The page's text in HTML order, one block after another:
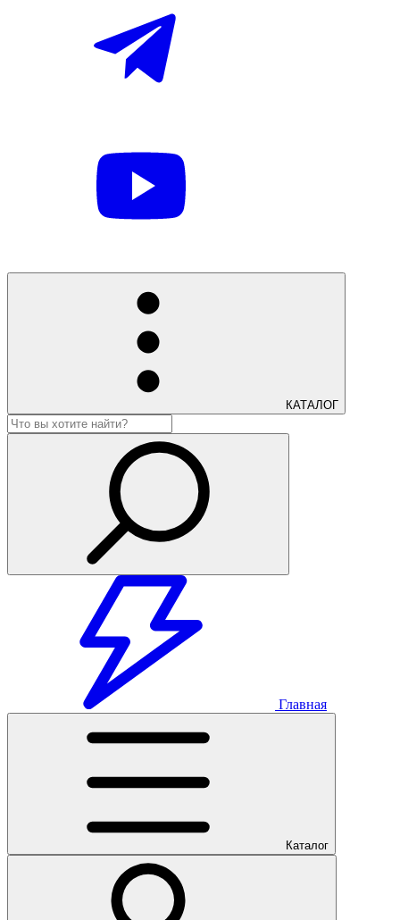
КАТАЛОГ
Главная
Каталог